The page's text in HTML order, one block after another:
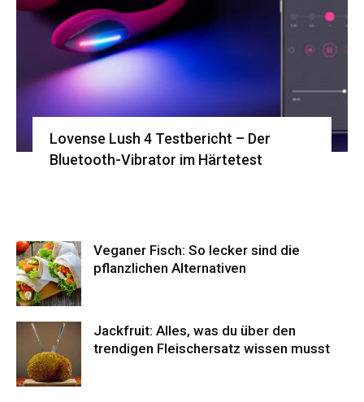
Lovense Lush 4 Testbericht – Der
Bluetooth-Vibrator im Härtetest
Veganer Fisch: So lecker sind die
pflanzlichen Alternativen
Jackfruit: Alles, was du über den
trendigen Fleischersatz wissen musst